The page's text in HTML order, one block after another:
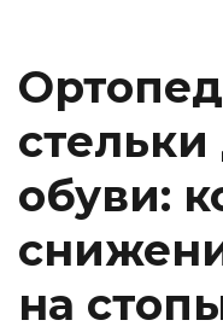
обуви:
на